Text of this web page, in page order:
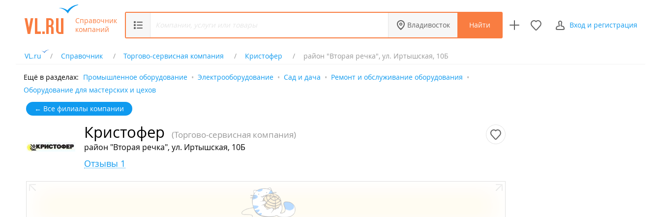
Справочник
компаний
Владивосток Найти Вход и регистрация
VL.ru Справочник Торгово-сервисная компания Кристофер район "Вторая речка", ул. Иртышская, 10Б
Ещё в разделах: Промышленное оборудование Электрооборудование Сад и дача
Ремонт и обслуживание оборудования
Оборудование для мастерских и цехов
← Все филиалы компании
Кристофер (Торгово-сервисная компания)
район "Вторая речка", ул. Иртышская, 10Б
Отзывы 1